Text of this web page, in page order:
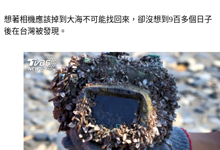
想著相機應該掉到大海不可能找回來，卻沒想到9百多個日子